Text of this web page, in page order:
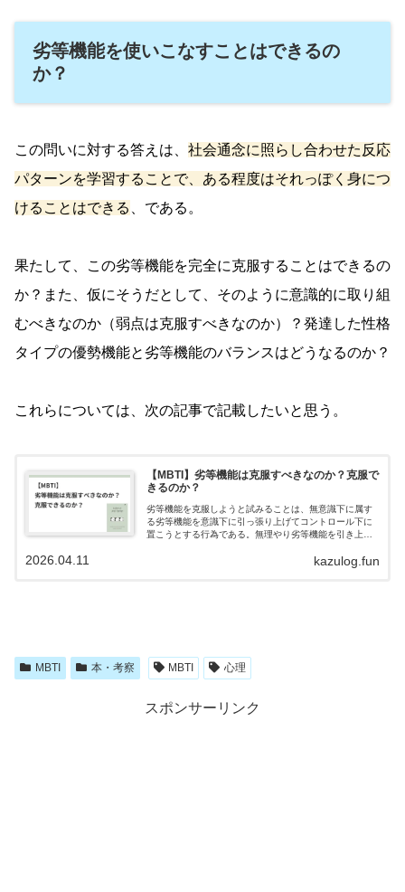
劣等機能を使いこなすことはできるの
か？
この問いに対する答えは、 社会通念に照らし合わせた反応
パターンを学習することで、ある程度はそれっぽく身につ
けることはできる
、である。
果たして、この劣等機能を完全に克服することはできるの
か？また、仮にそうだとして、そのように意識的に取り組
むべきなのか（弱点は克服すべきなのか）？発達した性格
タイプの優勢機能と劣等機能のバランスはどうなるのか？
これらについては、次の記事で記載したいと思う。
【MBTI】劣等機能は克服すべきなのか？克服で
きるのか？
劣等機能を克服しようと試みることは、無意識下に属す
る劣等機能を意識下に引っ張り上げてコントロール下に
置こうとする行為である。無理やり劣等機能を引き上げ
の全体が崩れてしまい、劣等機能を引き上げようとすれ
kazulog.fun
2026.04.11
MBTI 本・考察 MBTI 心理
スポンサーリンク